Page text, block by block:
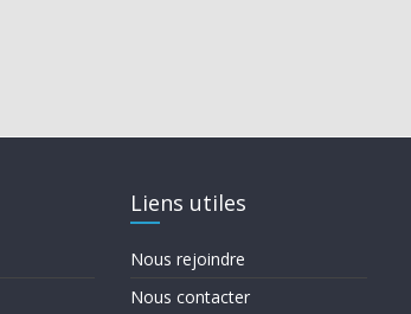
Liens utiles
Nous rejoindre
Nous contacter